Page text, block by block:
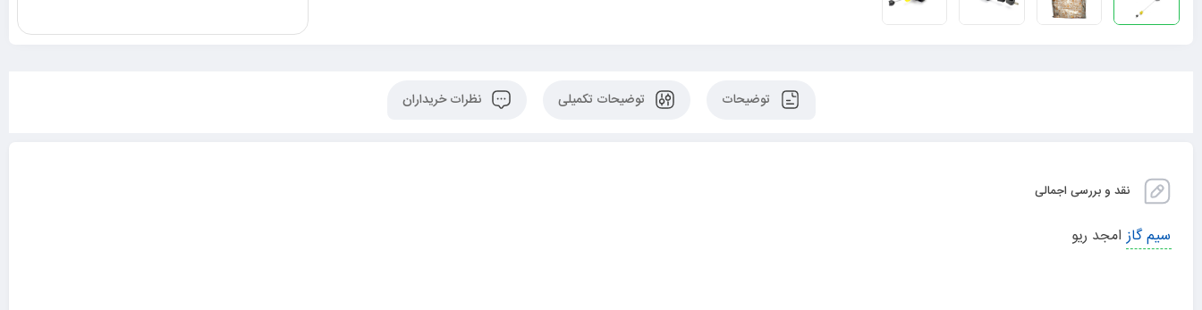
توضیحات توضیحات تکمیلی نظرات خریداران
نقد و بررسی اجمالی
سیم گاز امجد ریو